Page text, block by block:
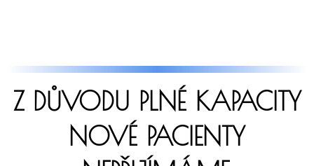
Z DŮVODU PLNÉ KAPACITY
NOVÉ PACIENTY